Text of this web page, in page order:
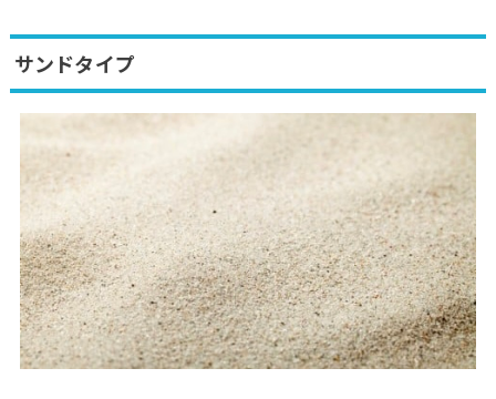
サンドタイプ